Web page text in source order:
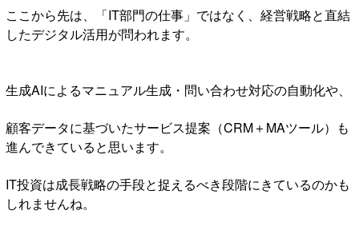
ここから先は、「IT部門の仕事」ではなく、経営戦略と直結
したデジタル活用が問われます。
生成AIによるマニュアル生成・問い合わせ対応の自動化や、
顧客データに基づいたサービス提案（CRM＋MAツール）も
進んできていると思います。
IT投資は成長戦略の手段と捉えるべき段階にきているのかも
しれませんね。